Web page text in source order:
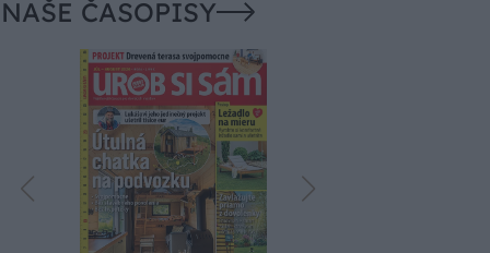
NAŠE ČASOPISY